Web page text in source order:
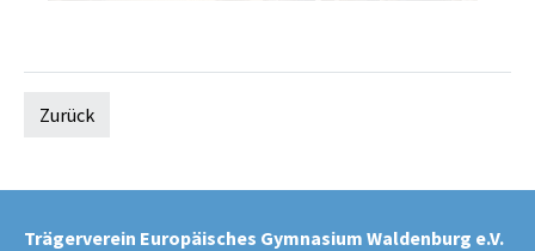
Zurück
Trägerverein Europäisches Gymnasium Waldenburg e.V.